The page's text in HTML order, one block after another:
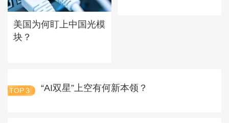
美国为何盯上中国光模
块？
TOP 3 “AI双星”上空有何新本领？